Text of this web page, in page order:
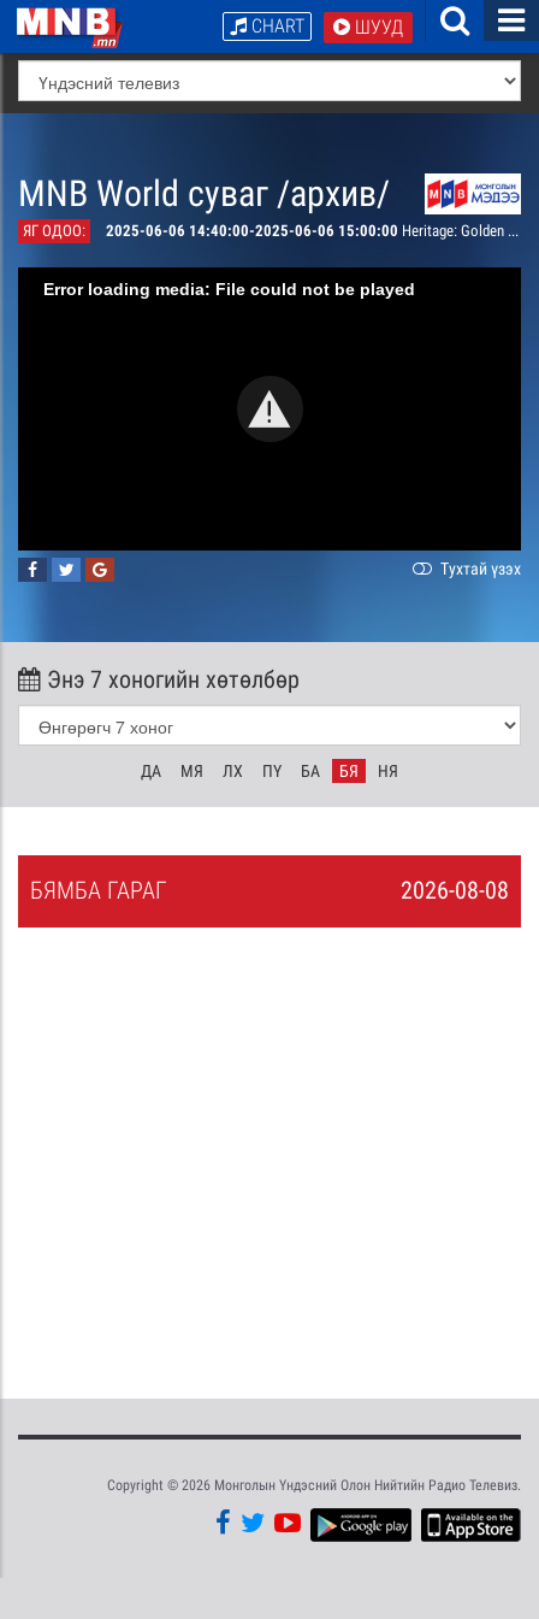
ШУУД
CHART
MNB World суваг /архив/
ЯГ ОДОО: 2025-06-06 14:40:00-2025-06-06 15:00:00 Heritage: Golden Eagle Festival
Error loading media: File could not be played
Тухтай үзэх
Энэ 7 хоногийн хөтөлбөр
ДА МЯ ЛХ ПҮ БА БЯ НЯ
2026-08-08
БЯМБА ГАРАГ
Copyright © 2026 Монголын Үндэсний Олон Нийтийн Радио Телевиз.